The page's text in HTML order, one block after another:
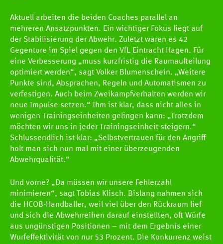
Aktuell arbeiten die beiden Coaches parallel an
mehreren Ansatzpunkten. Ein wichtiger Fokus liegt auf
der Stabilisierung der Abwehr. Zuletzt waren es 42
Gegentore im Spiel gegen den VfL Eintracht Hagen. Für
eine Verbesserung „muss kurzfristig die Raumaufteilung
optimiert werden“, sagt Volker Blumenschein. „Weitere
Punkte sind, Absprachen, Regeln und Automatismen zu
verfestigen. Auch beim Zweikampfverhalten werden wir
neue Impulse setzen.“ Ihm ist klar, dass nicht alles in
wenigen Trainingseinheiten gelingen kann: „Trotzdem
möchten wir uns in jeder Trainingseinheit steigern.“
Schlussendlich ist klar: „Selbstvertrauen für den Angriff
holt man sich nun mal mit einer überzeugenden
Abwehrqualität.“
Und vorne? „Da müssen wir unsere Fehlerzahl
minimieren“, sagt Tobias Klisch. Bislang nahmen sich
die HCOB-Handballer, weil viel über den Rückraum lief
und sich die Abwehrreihen darauf einstellten, oft Würfe
aus ungünstigen Positionen – mit dem Ergebnis einer
Wurfeffektivität von nur 53 Prozent. Die Konkurrenz weist